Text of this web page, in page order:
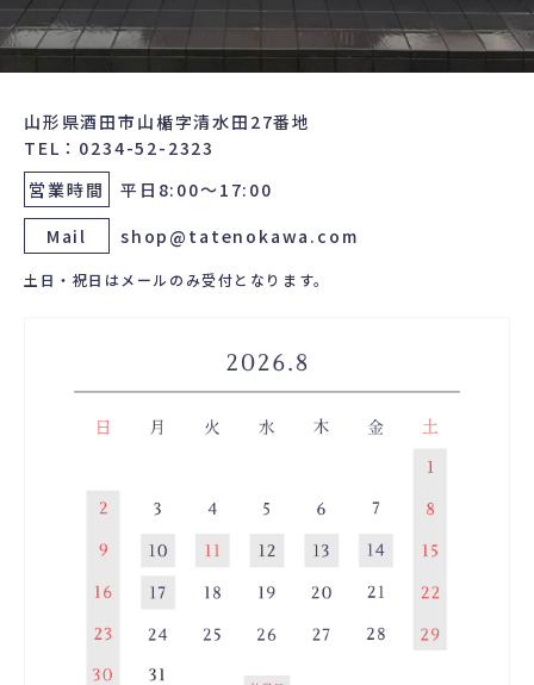
山形県酒田市山楯字清水田27番地
TEL：0234-52-2323
営業時間
平日8:00～17:00
Mail
shop@tatenokawa.com
土日・祝日はメールのみ受付となります。